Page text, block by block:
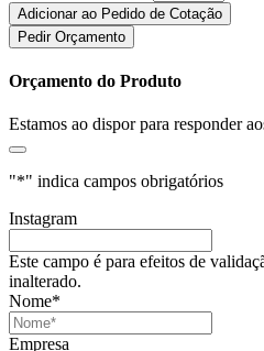
Adicionar ao Pedido de Cotação
Pedir Orçamento
Orçamento do Produto
Estamos ao dispor para responder
"*" indica campos obrigatórios
Instagram
Este campo é para efeitos de
inalterado.
Nome*
Empresa